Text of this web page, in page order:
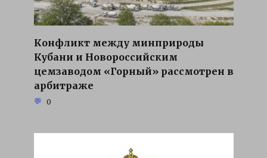
Конфликт между минприроды
Кубани и Новороссийским
цемзаводом «Горный» рассмотрен в
арбитраже
0